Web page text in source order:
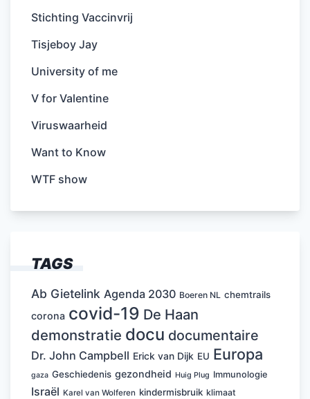
Stichting Vaccinvrij
Tisjeboy Jay
University of me
V for Valentine
Viruswaarheid
Want to Know
WTF show
TAGS
Ab Gietelink Agenda 2030 Boeren NL chemtrails
corona covid-19 De Haan
demonstratie docu documentaire
Dr. John Campbell Erick van Dijk EU Europa
gaza Geschiedenis gezondheid Huig Plug Immunologie
Israël Karel van Wolferen kindermisbruik klimaat